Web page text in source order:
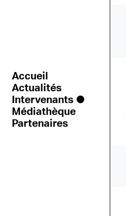
Accueil
Actualités
Intervenants
Médiathèque
Partenaires